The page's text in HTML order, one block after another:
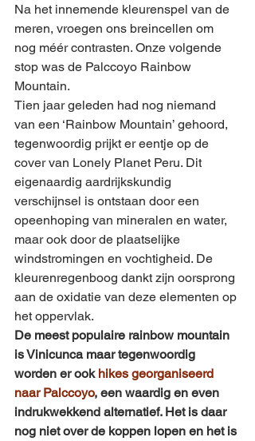
Na het innemende kleurenspel van de
meren, vroegen ons breincellen om
nog méér contrasten. Onze volgende
stop was de Palccoyo Rainbow
Mountain.
Tien jaar geleden had nog niemand
van een ‘Rainbow Mountain’ gehoord,
tegenwoordig prijkt er eentje op de
cover van Lonely Planet Peru. Dit
eigenaardig aardrijkskundig
verschijnsel is ontstaan door een
opeenhoping van mineralen en water,
maar ook door de plaatselijke
windstromingen en vochtigheid. De
kleurenregenboog dankt zijn oorsprong
aan de oxidatie van deze elementen op
het oppervlak.
De meest populaire rainbow mountain
is Vinicunca maar tegenwoordig
worden er ook hikes georganiseerd
naar Palccoyo, een waardig en even
indrukwekkend alternatief. Het is daar
nog niet over de koppen lopen en het is